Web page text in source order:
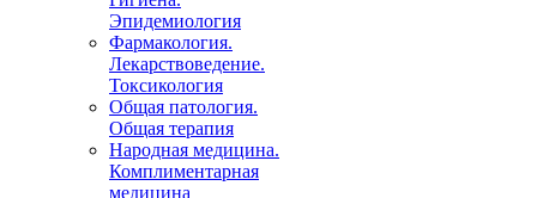
Эпидемиология
Фармакология.
Лекарствоведение.
Токсикология
Общая патология.
Общая терапия
Народная медицина.
Комплиментарная
медицина